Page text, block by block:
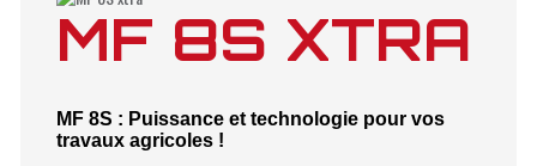
MF 8S XTRA
MF 8S : Puissance et technologie pour vos
travaux agricoles !